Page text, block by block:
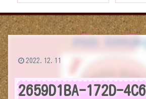
2659D1BA-172D-
2022.12.11